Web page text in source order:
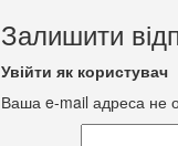
Залишити
Увійти як користувач
Ваша e-mail адреса не